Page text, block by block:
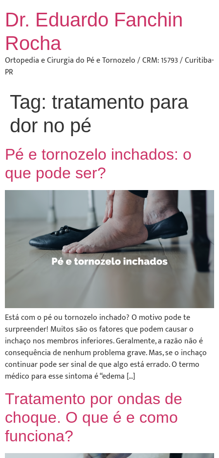
Dr. Eduardo Fanchin
Rocha
Ortopedia e Cirurgia do Pé e Tornozelo / CRM: 15793 / Curitiba-
PR
Tag: tratamento para
dor no pé
Pé e tornozelo inchados: o
que pode ser?
Está com o pé ou tornozelo inchado? O motivo pode te
surpreender! Muitos são os fatores que podem causar o
inchaço nos membros inferiores. Geralmente, a razão não é
consequência de nenhum problema grave. Mas, se o inchaço
continuar pode ser sinal de que algo está errado. O termo
médico para esse sintoma é “edema […]
Tratamento por ondas de
choque. O que é e como
funciona?